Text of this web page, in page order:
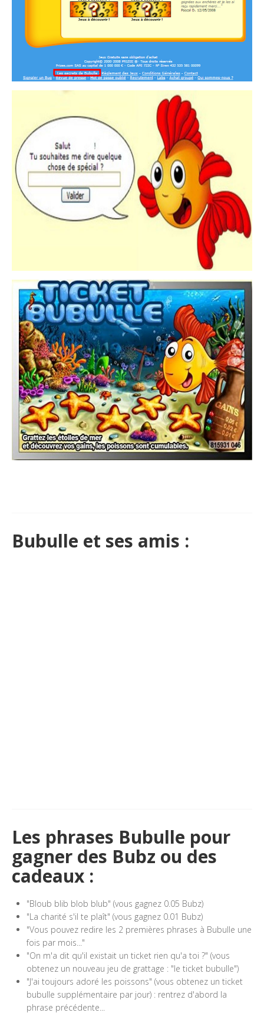
Bubulle et ses amis :
Les phrases Bubulle pour
gagner des Bubz ou des
cadeaux :
"Bloub blib blob blub" (vous gagnez 0.05 Bubz)
"La charité s'il te plaît" (vous gagnez 0.01 Bubz)
"Vous pouvez redire les 2 premières phrases à Bubulle une
fois par mois..."
"On m'a dit qu'il existait un ticket rien qu'a toi ?" (vous
obtenez un nouveau jeu de grattage : "le ticket bubulle")
"J'ai toujours adoré les poissons" (vous obtenez un ticket
bubulle supplémentaire par jour) : rentrez d'abord la
phrase précédente...